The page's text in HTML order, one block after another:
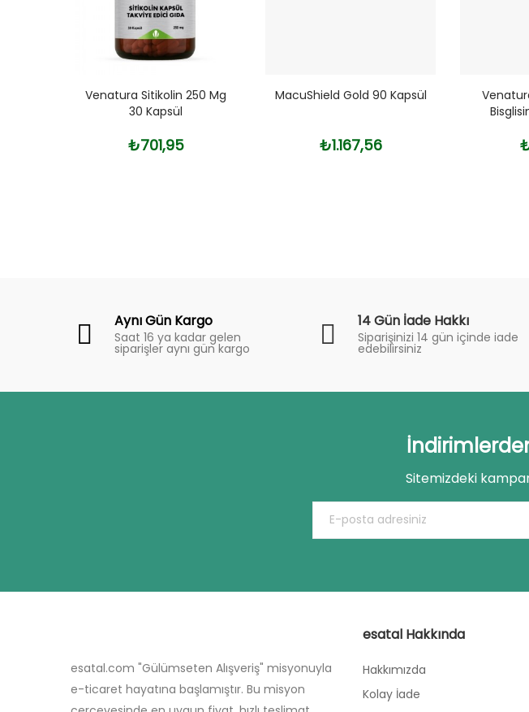
Venatura Sitikolin 250 Mg
30 Kapsül
₺701,95
MacuShield Gold 90 Kapsül
₺1.167,56
Aynı Gün Kargo
Saat 16 ya kadar gelen
siparişler aynı gün kargo
14 Gün İade Hakkı
Siparişinizi 14 gün içinde iade
edebilirsiniz
Sitemizdeki
esatal.com "Gülümseten Alışveriş" misyonuyla
e-ticaret hayatına başlamıştır. Bu misyon
esatal Hakkında
Hakkımızda
Kolay İade